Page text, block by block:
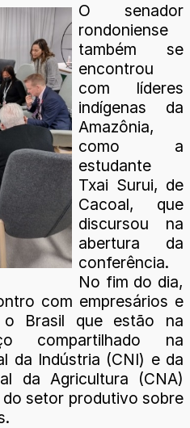
O senador
rondoniense
também se
encontrou
com líderes
indígenas da
Amazônia,
como a
estudante
Txai Surui, de
Cacoal, que
discursou na
abertura da
conferência.
No fim do dia,
com empresários e
Brasil que estão na
compartilhado na
da Indústria (CNI) e da
da Agricultura (CNA)
setor produtivo sobre